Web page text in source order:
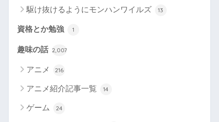
駆け抜けるようにモンハンワイルズ 13
資格とか勉強 1
趣味の話 2,007
アニメ 216
アニメ紹介記事一覧 14
ゲーム 24